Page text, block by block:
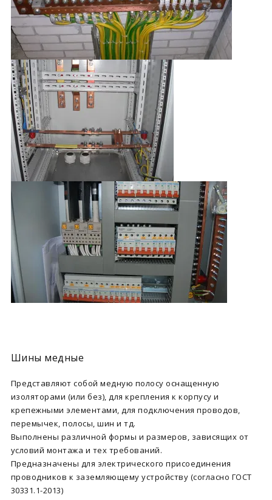
Шины медные
Представляют собой медную полосу оснащенную
изоляторами (или без), для крепления к корпусу и
крепежными элементами, для подключения проводов,
перемычек, полосы, шин и тд.
Выполнены различной формы и размеров, зависящих от
условий монтажа и тех требований.
Предназначены для электрического присоединения
проводников к заземляющему устройству (согласно ГОСТ
30331.1-2013)